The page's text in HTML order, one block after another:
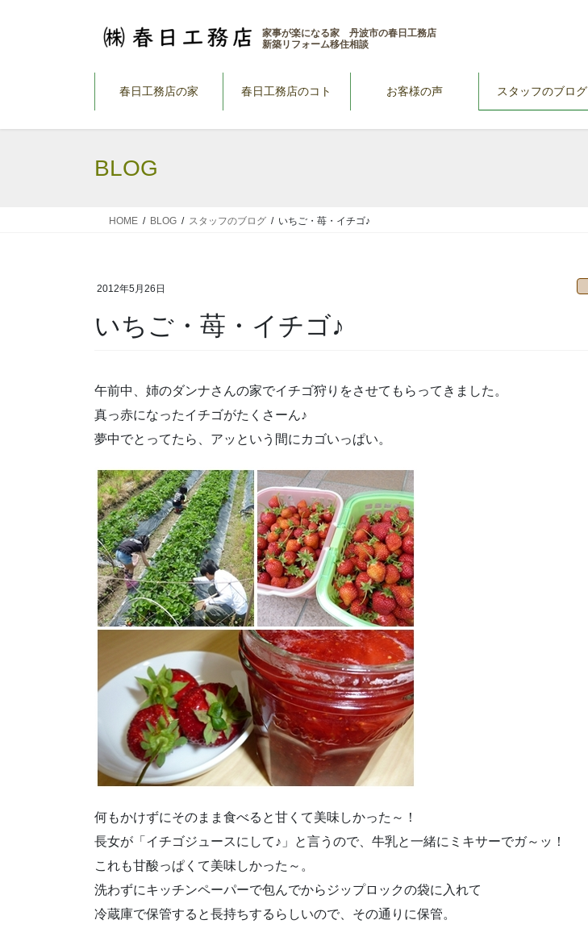
家事が楽になる家 丹波市の春日工務店
新築リフォーム移住相談
春日工務店の家 春日工務店のコト お客様の声 スタッフのブログ
BLOG
HOME BLOG スタッフのブログ いちご・苺・イチゴ♪
2012年5月26日
いちご・苺・イチゴ♪
午前中、姉のダンナさんの家でイチゴ狩りをさせてもらってきました。
真っ赤になったイチゴがたくさーん♪
夢中でとってたら、アッという間にカゴいっぱい。
何もかけずにそのまま食べると甘くて美味しかった～！
長女が「イチゴジュースにして♪」と言うので、牛乳と一緒にミキサーでガ～ッ！
これも甘酸っぱくて美味しかった～。
洗わずにキッチンペーパーで包んでからジップロックの袋に入れて
冷蔵庫で保管すると長持ちするらしいので、その通りに保管。